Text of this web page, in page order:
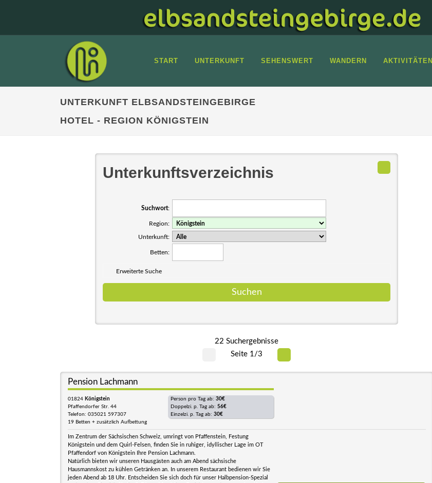
START UNTERKUNFT SEHENSWERT WANDERN AKTIVITÄTEN
UNTERKUNFT ELBSANDSTEINGEBIRGE
HOTEL - REGION KÖNIGSTEIN
Unterkunftsverzeichnis
Suchwort:
Region:
Unterkunft:
Betten:
Erweiterte Suche
22 Suchergebnisse
Seite 1/3
Pension Lachmann
01824 Königstein
Pfaffendorfer Str. 44
Telefon: 035021 597307
19 Betten + zusätzlich Aufbettung
Person pro Tag ab: 30€
Doppelzi. p. Tag ab: 56€
Einzelzi. p. Tag ab: 30€
Im Zentrum der Sächsischen Schweiz, umringt von Pfaffenstein, Festung
Königstein und dem Quirl-Felsen, finden Sie in ruhiger, idyllischer Lage im OT
Pfaffendorf von Königstein Ihre Pension Lachmann.
Natürlich bieten wir unseren Hausgästen auch am Abend sächsische
Hausmannskost zu kühlen Getränken an. In unserem Restaurant bedienen wir Sie
jeden Abend ab 18 Uhr. Entscheiden Sie sich doch für unser Halbpension-Spezial